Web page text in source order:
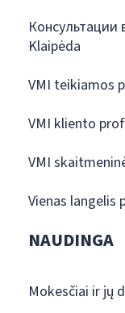
Консультации
Klaipėda
VMI teikiamos
VMI kliento
VMI
Vienas langelis
NAUDINGA
Mokesčiai ir jų